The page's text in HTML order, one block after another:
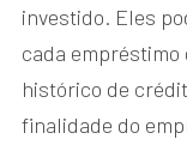
investido. Eles
cada
histórico de
finalidade do